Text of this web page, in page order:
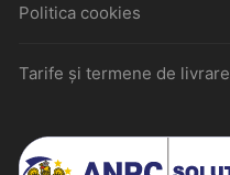
Politica cookies
Tarife și termene de livrare